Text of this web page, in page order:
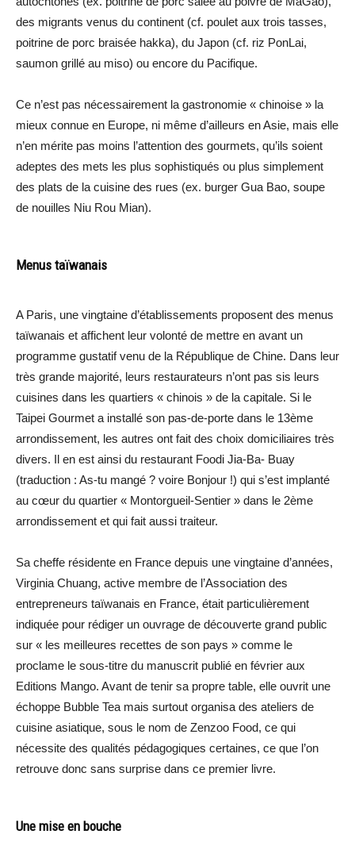
des migrants venus du continent (cf. poulet aux trois tasses,
poitrine de porc braisée hakka), du Japon (cf. riz PonLai,
saumon grillé au miso) ou encore du Pacifique.
Ce n’est pas nécessairement la gastronomie « chinoise » la
mieux connue en Europe, ni même d’ailleurs en Asie, mais elle
n’en mérite pas moins l’attention des gourmets, qu’ils soient
adeptes des mets les plus sophistiqués ou plus simplement
des plats de la cuisine des rues (ex. burger Gua Bao, soupe
de nouilles Niu Rou Mian).
Menus taïwanais
A Paris, une vingtaine d’établissements proposent des menus
taïwanais et affichent leur volonté de mettre en avant un
programme gustatif venu de la République de Chine. Dans leur
très grande majorité, leurs restaurateurs n’ont pas sis leurs
cuisines dans les quartiers « chinois » de la capitale. Si le
Taipei Gourmet a installé son pas-de-porte dans le 13ème
arrondissement, les autres ont fait des choix domiciliaires très
divers. Il en est ainsi du restaurant Foodi Jia-Ba- Buay
(traduction : As-tu mangé ? voire Bonjour !) qui s’est implanté
au cœur du quartier « Montorgueil-Sentier » dans le 2ème
arrondissement et qui fait aussi traiteur.
Sa cheffe résidente en France depuis une vingtaine d’années,
Virginia Chuang, active membre de l’Association des
entrepreneurs taïwanais en France, était particulièrement
indiquée pour rédiger un ouvrage de découverte grand public
sur « les meilleures recettes de son pays » comme le
proclame le sous-titre du manuscrit publié en février aux
Editions Mango. Avant de tenir sa propre table, elle ouvrit une
échoppe Bubble Tea mais surtout organisa des ateliers de
cuisine asiatique, sous le nom de Zenzoo Food, ce qui
nécessite des qualités pédagogiques certaines, ce que l’on
retrouve donc sans surprise dans ce premier livre.
Une mise en bouche